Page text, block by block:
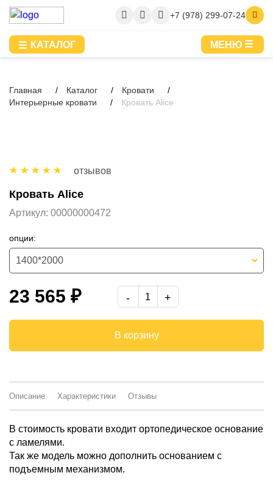
+7 (978) 299-07-24
КАТАЛОГ МЕНЮ
Главная Каталог
Кровати
Интерьерные кровати
Кровать Alice
отзывов
Кровать Alice
Артикул: 00000000472
опции:
1400*2000
23 565 ₽
В корзину
Описание Характеристики Отзывы
В стоимость кровати входит ортопедическое основание
с ламелями.
Так же модель можно дополнить основанием с
подъемным механизмом.